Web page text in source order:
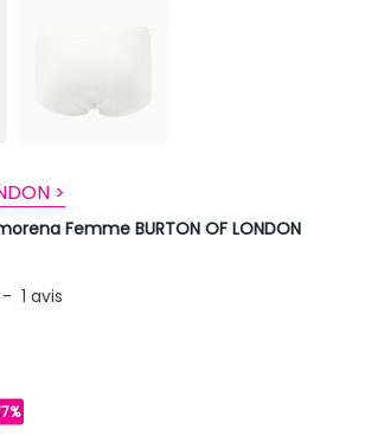
>
Femme BURTON OF LONDON
- 1 avis